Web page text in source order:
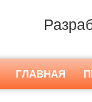
ГЛАВНАЯ